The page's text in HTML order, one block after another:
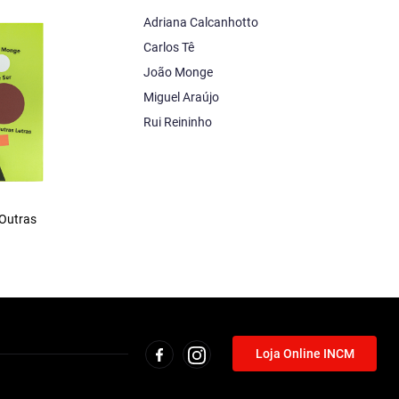
Adriana Calcanhotto
Carlos Tê
João Monge
Miguel Araújo
Rui Reininho
Loja Online INCM